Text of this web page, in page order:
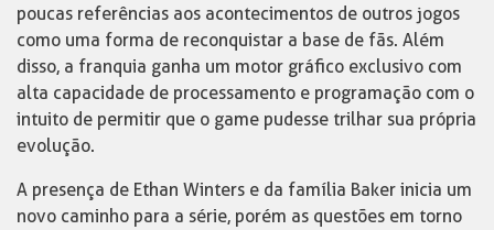
poucas referências aos acontecimentos de outros jogos
como uma forma de reconquistar a base de fãs. Além
disso, a franquia ganha um motor gráfico exclusivo com
alta capacidade de processamento e programação com o
intuito de permitir que o game pudesse trilhar sua própria
evolução.
A presença de Ethan Winters e da família Baker inicia um
novo caminho para a série, porém as questões em torno